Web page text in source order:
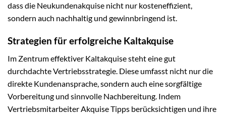
dass die Neukundenakquise nicht nur kosteneffizient,
sondern auch nachhaltig und gewinnbringend ist.
Strategien für erfolgreiche Kaltakquise
Im Zentrum effektiver Kaltakquise steht eine gut
durchdachte Vertriebsstrategie. Diese umfasst nicht nur die
direkte Kundenansprache, sondern auch eine sorgfältige
Vorbereitung und sinnvolle Nachbereitung. Indem
Vertriebsmitarbeiter Akquise Tipps berücksichtigen und ihre